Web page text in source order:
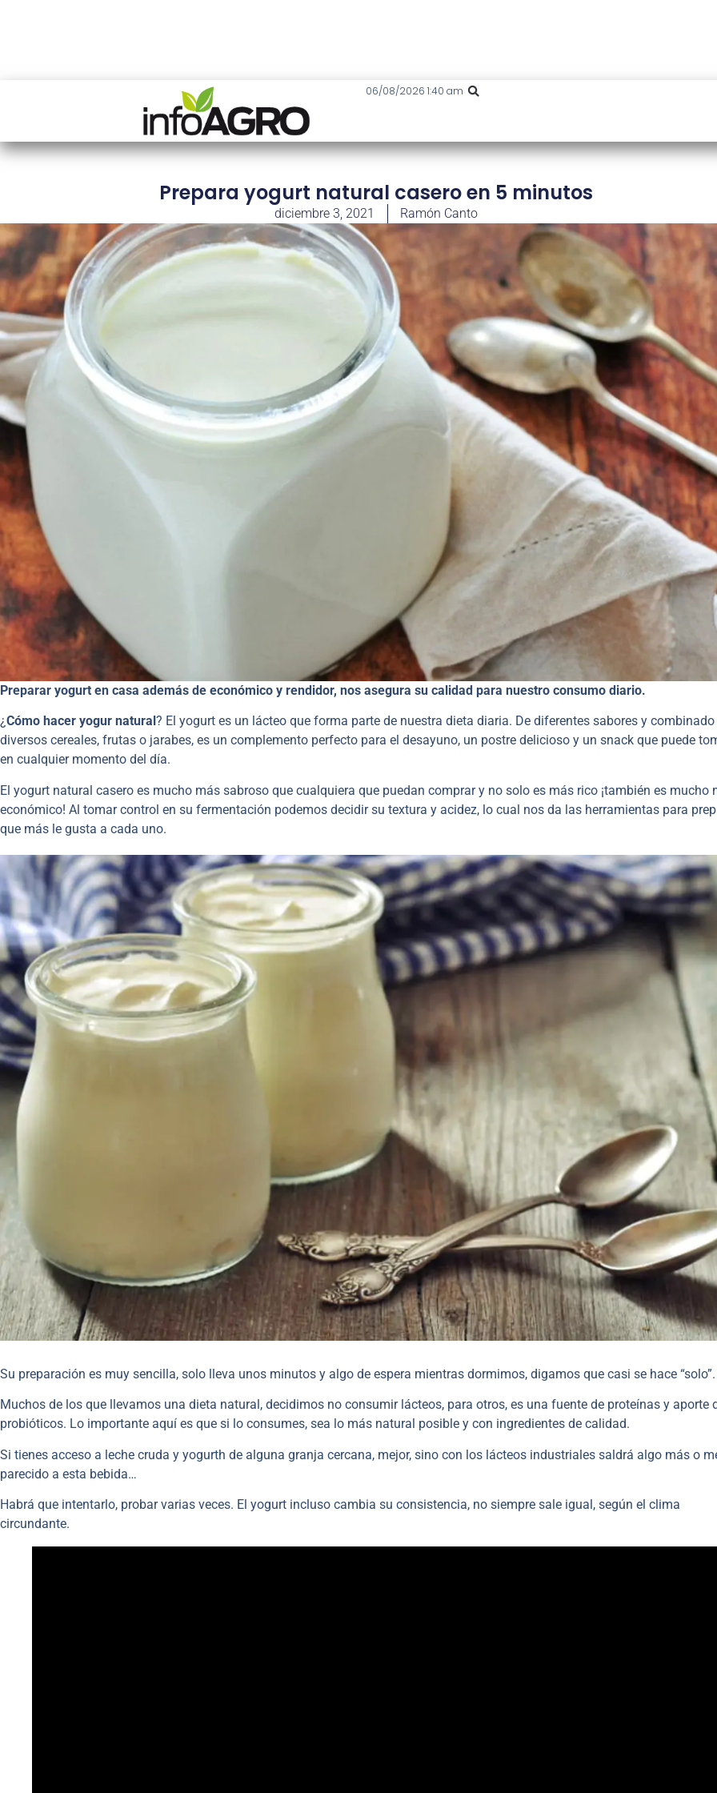
06/08/2026 1:40 am
Prepara yogurt natural casero en 5 minutos
diciembre 3, 2021 Ramón Canto
Preparar yogurt en casa además de económico y rendidor, nos asegura su calidad para nuestro consumo diario.
¿Cómo hacer yogur natural ? El yogurt es un lácteo que forma parte de nuestra dieta diaria. De diferentes sabores y
diversos cereales, frutas o jarabes, es un complemento perfecto para el desayuno, un postre delicioso y un snack que puede
en cualquier momento del día.
El yogurt natural casero es mucho más sabroso que cualquiera que puedan comprar y no solo es más rico ¡también es mucho
económico! Al tomar control en su fermentación podemos decidir su textura y acidez, lo cual nos da las herramientas para
que más le gusta a cada uno.
Su preparación es muy sencilla, solo lleva unos minutos y algo de espera mientras dormimos, digamos que casi se hace “solo”.
Muchos de los que llevamos una dieta natural, decidimos no consumir lácteos, para otros, es una fuente de proteínas y aporte
probióticos. Lo importante aquí es que si lo consumes, sea lo más natural posible y con ingredientes de calidad.
Si tienes acceso a leche cruda y yogurth de alguna granja cercana, mejor, sino con los lácteos industriales saldrá algo más o
parecido a esta bebida…
Habrá que intentarlo, probar varias veces. El yogurt incluso cambia su consistencia, no siempre sale igual, según el clima
circundante.